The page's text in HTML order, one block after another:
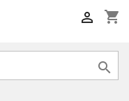
shopping_cart

